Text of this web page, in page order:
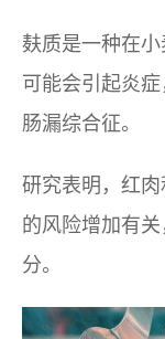
麸质是一种在
可能会引起炎
肠漏综合征。
研究表明，红
的风险增加有
分。